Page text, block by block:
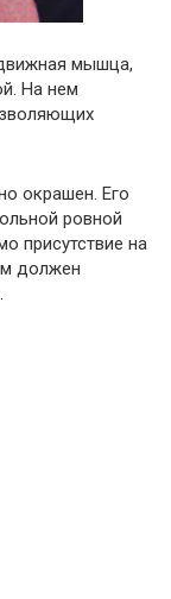
мышца,
На нем
окрашен. Его
ровной
присутствие на
должен